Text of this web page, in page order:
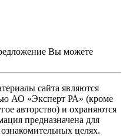
Вы можете
сайта являются
АО «Эксперт РА» (кроме
авторство) и охраняются
предназначена для
целях.